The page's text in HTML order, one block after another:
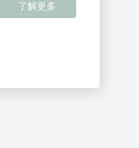
了解更多